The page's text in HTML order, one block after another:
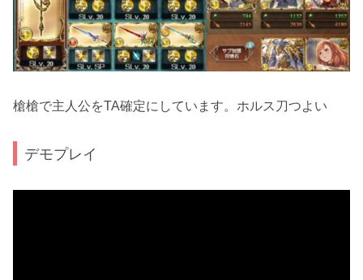
槍槍で主人公をTA確定にしています。ホルス刀つよい
デモプレイ